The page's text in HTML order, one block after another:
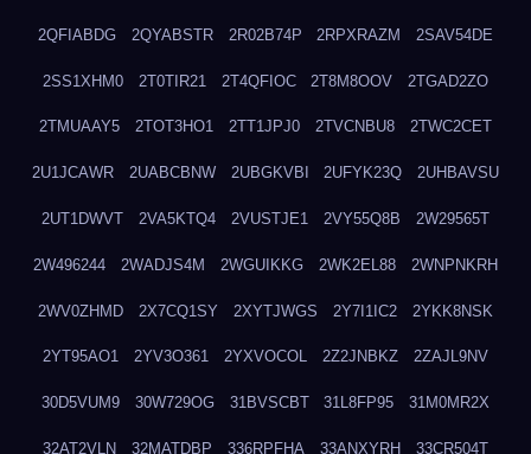
2QFIABDG 2QYABSTR 2R02B74P 2RPXRAZM 2SAV54DE
2SS1XHM0 2T0TIR21 2T4QFIOC 2T8M8OOV 2TGAD2ZO
2TMUAAY5 2TOT3HO1 2TT1JPJ0 2TVCNBU8 2TWC2CET
2U1JCAWR 2UABCBNW 2UBGKVBI 2UFYK23Q 2UHBAVSU
2UT1DWVT 2VA5KTQ4 2VUSTJE1 2VY55Q8B 2W29565T
2W496244 2WADJS4M 2WGUIKKG 2WK2EL88 2WNPNKRH
2WV0ZHMD 2X7CQ1SY 2XYTJWGS 2Y7I1IC2 2YKK8NSK
2YT95AO1 2YV3O361 2YXVOCOL 2Z2JNBKZ 2ZAJL9NV
30D5VUM9 30W729OG 31BVSCBT 31L8FP95 31M0MR2X
32AT2VLN 32MATDBP 336RPFHA 33ANXYRH 33CR504T